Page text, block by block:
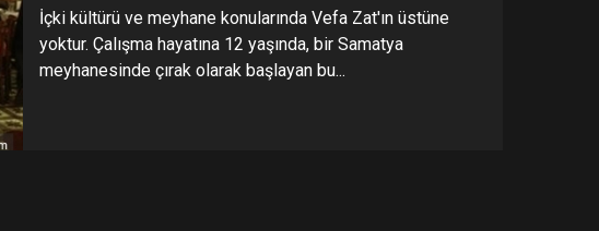
İçki kültürü ve meyhane konularında Vefa Zat'ın üstüne
yoktur. Çalışma hayatına 12 yaşında, bir Samatya
meyhanesinde çırak olarak başlayan bu...